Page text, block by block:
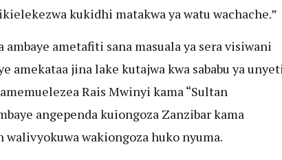
kukidhi matakwa ya watu wachache.”
ametafiti sana masuala ya sera visiwani
amekataa jina lake kutajwa kwa sababu ya
Rais Mwinyi kama “Sultan
angependa kuiongoza Zanzibar kama
walivyokuwa wakiongoza huko nyuma.